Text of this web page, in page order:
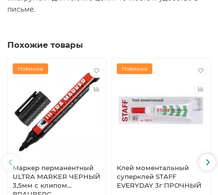
письме.
Похожие товары
Новинка
Маркер перманентный
ULTRA MARKER ЧЕРНЫЙ
3,5мм с клипом
Новинка
Клей моментальный
суперклей STAFF
EVERYDAY 3г ПРОЧНЫЙ